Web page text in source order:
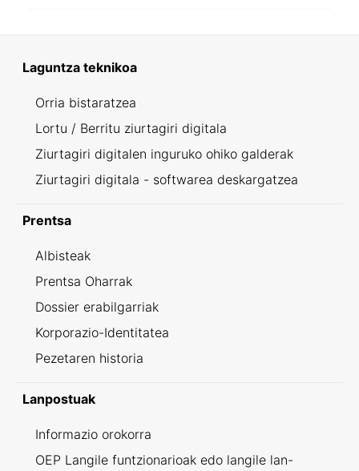
Laguntza teknikoa
Orria bistaratzea
Lortu / Berritu ziurtagiri digitala
Ziurtagiri digitalen inguruko ohiko galderak
Ziurtagiri digitala - softwarea deskargatzea
Prentsa
Albisteak
Prentsa Oharrak
Dossier erabilgarriak
Korporazio-Identitatea
Pezetaren historia
Lanpostuak
Informazio orokorra
OEP Langile funtzionarioak edo langile lan-